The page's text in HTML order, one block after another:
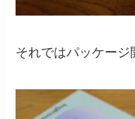
それではパッケージ